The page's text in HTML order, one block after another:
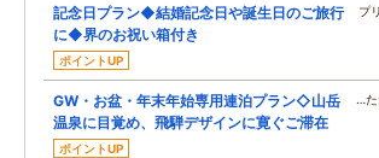
記念日プラン◆結婚記念日や誕生日のご旅行
に◆界のお祝い箱付き
ポイントUP
プ
GW・お盆・年末年始専用連泊プラン◇山岳
温泉に目覚め、飛騨デザインに寛ぐご滞在
ポイントUP
…た